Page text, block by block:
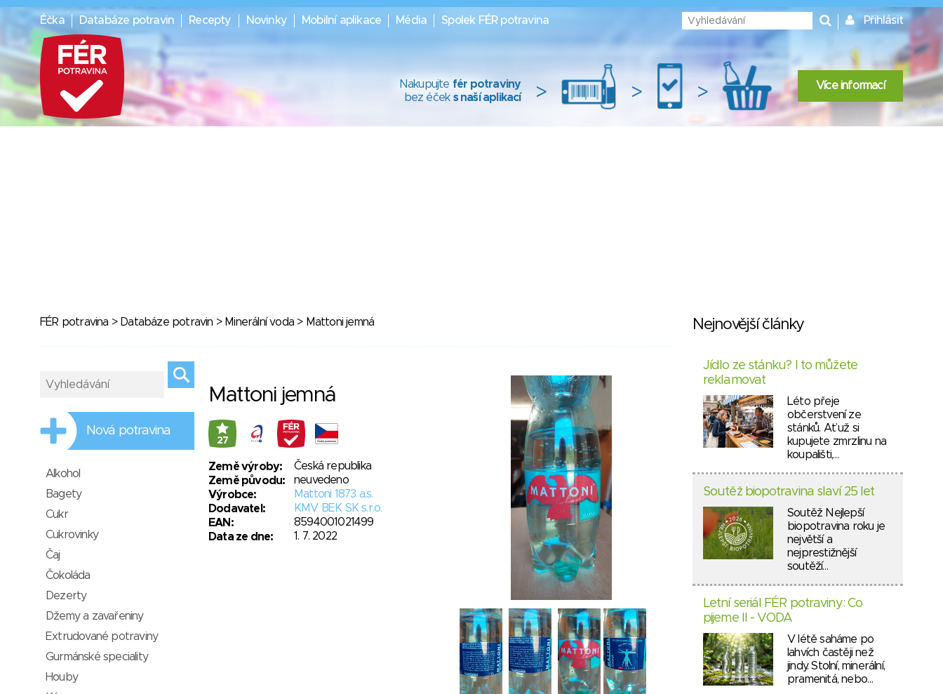
Éčka Databáze potravin Recepty Novinky Mobilní aplikace Média Spolek FÉR potravina Přihlásit
Nakupujte fér potraviny
bez éček s naší aplikací > > > Více informací
FÉR potravina > Databáze potravin > Minerální voda > Mattoni jemná
Mattoni jemná
27
Země výroby:
Česká republika
Země původu:
neuvedeno
Výrobce:
Mattoni 1873 a.s.
Dodavatel:
KMV BEK SK s.r.o.
EAN:
8594001021499
Data ze dne:
1. 7. 2022
Nová potravina
Alkohol
Bagety
Cukr
Cukrovinky
Čaj
Čokoláda
Dezerty
Džemy a zavařeniny
Extrudované potraviny
Gurmánské speciality
Houby
Nejnovější články
Jídlo ze stánku? I to můžete
reklamovat
Léto přeje
občerstvení ze
stánků. Ať už si
kupujete zmrzlinu na
koupališti,…
Soutěž biopotravina slaví 25 let
Soutěž Nejlepší
biopotravina roku je
největší a
nejprestižnější
soutěží…
Letní seriál FÉR potraviny: Co
pijeme II - VODA
V létě saháme po
lahvích častěji než
jindy. Stolní, minerální,
pramenitá, nebo…